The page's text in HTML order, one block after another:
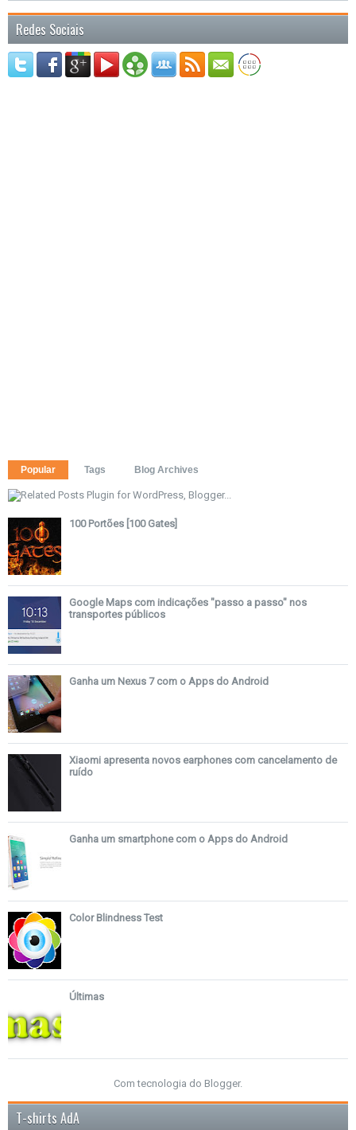
Redes Sociais
Popular Tags Blog Archives
100 Portões [100 Gates]
Google Maps com indicações "passo a passo" nos
transportes públicos
Ganha um Nexus 7 com o Apps do Android
Xiaomi apresenta novos earphones com cancelamento de
ruído
Ganha um smartphone com o Apps do Android
Color Blindness Test
Últimas
Com tecnologia do Blogger.
T-shirts AdA